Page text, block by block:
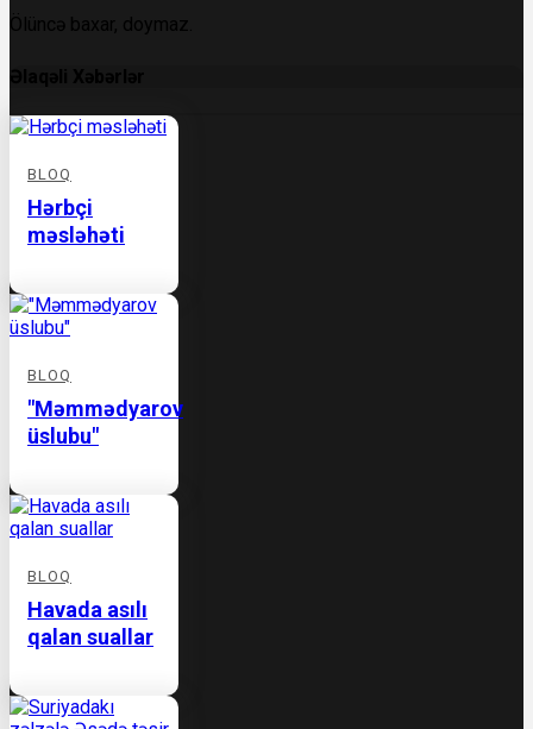
Ölüncə baxar, doymaz.
Əlaqəli Xəbərlər
BLOQ
Hərbçi
məsləhəti
BLOQ
"Məmmədyarov
üslubu"
BLOQ
Havada asılı
qalan suallar